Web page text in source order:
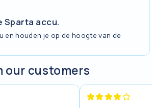
Sparta accu.
en houden je op de hoogte van de
our customers